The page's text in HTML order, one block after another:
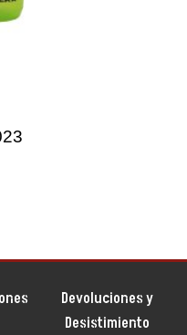
Devoluciones y
Desistimiento